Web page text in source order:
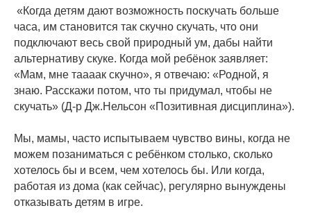
«Когда детям дают возможность поскучать больше
часа, им становится так скучно скучать, что они
подключают весь свой природный ум, дабы найти
альтернативу скуке. Когда мой ребёнок заявляет:
«Мам, мне таааак скучно», я отвечаю: «Родной, я
знаю. Расскажи потом, что ты придумал, чтобы не
скучать» (Д-р Дж.Нельсон «Позитивная дисциплина»).
Мы, мамы, часто испытываем чувство вины, когда не
можем позаниматься с ребёнком столько, сколько
хотелось бы и всем, чем хотелось бы. Или когда,
работая из дома (как сейчас), регулярно вынуждены
отказывать детям в игре.